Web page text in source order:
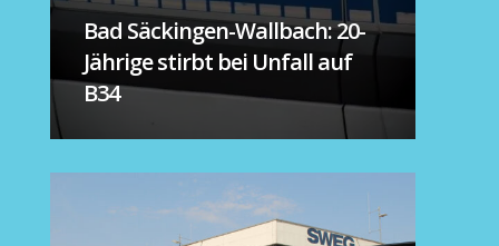
Bad Säckingen-Wallbach: 20-
Jährige stirbt bei Unfall auf
B34